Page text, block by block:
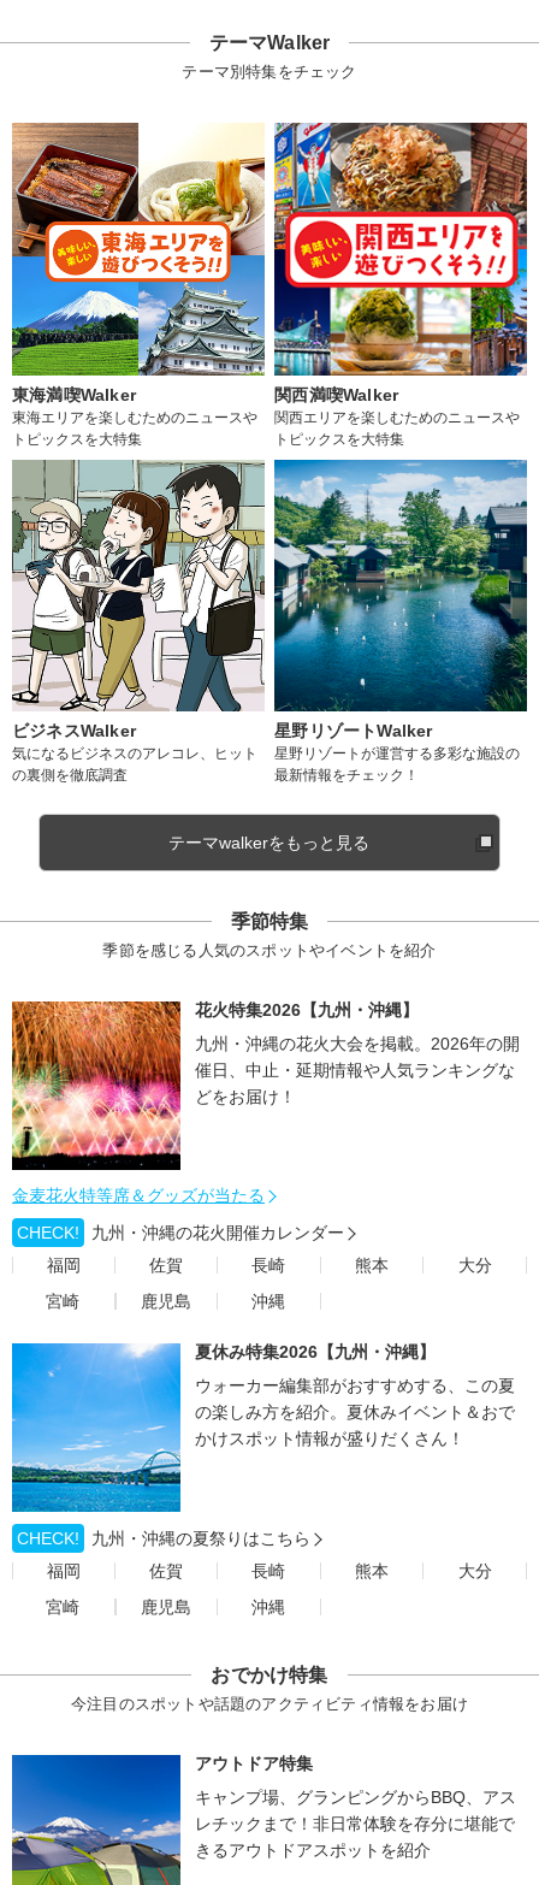
テーマWalker
テーマ別特集をチェック
東海満喫Walker
東海エリアを楽しむためのニュースや
トピックスを大特集
関西満喫Walker
関西エリアを楽しむためのニュースや
トピックスを大特集
ビジネスWalker
気になるビジネスのアレコレ、ヒット
の裏側を徹底調査
星野リゾートWalker
星野リゾートが運営する多彩な施設の
最新情報をチェック！
テーマwalkerをもっと見る
季節特集
季節を感じる人気のスポットやイベントを紹介
花火特集2026【九州・沖縄】
九州・沖縄の花火大会を掲載。2026年の開
催日、中止・延期情報や人気ランキングな
どをお届け！
金麦花火特等席＆グッズが当たる
CHECK!
九州・沖縄の花火開催カレンダー
福岡
佐賀 長崎 熊本
大分
宮崎
鹿児島 沖縄
夏休み特集2026【九州・沖縄】
ウォーカー編集部がおすすめする、この夏
の楽しみ方を紹介。夏休みイベント＆おで
かけスポット情報が盛りだくさん！
CHECK!
九州・沖縄の夏祭りはこちら
福岡
佐賀 長崎 熊本
大分
宮崎
鹿児島 沖縄
おでかけ特集
今注目のスポットや話題のアクティビティ情報をお届け
アウトドア特集
キャンプ場、グランピングからBBQ、アス
レチックまで！非日常体験を存分に堪能で
きるアウトドアスポットを紹介